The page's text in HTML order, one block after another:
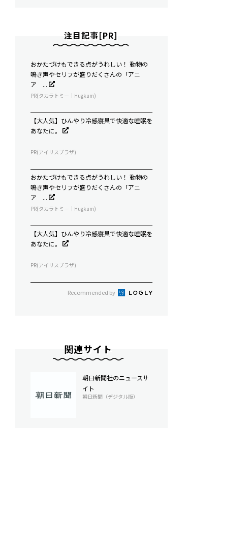
注目記事[PR]
おかたづけもできる点がうれしい！ 動物の
鳴き声やセリフが盛りだくさんの「アニ
ア ...
PR(タカラトミー｜Hugkum)
【大人気】ひんやり冷感寝具で快適な睡眠を
あなたに。
PR(アイリスプラザ)
おかたづけもできる点がうれしい！ 動物の
鳴き声やセリフが盛りだくさんの「アニ
ア ...
PR(タカラトミー｜Hugkum)
【大人気】ひんやり冷感寝具で快適な睡眠を
あなたに。
PR(アイリスプラザ)
Recommended by
関連サイト
朝日新聞社のニュースサ
イト
朝日新聞（デジタル版）